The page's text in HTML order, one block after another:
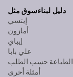
دليل لبناءسوق مثل
إيتسي
أمازون
إيباي
علي بابا
الطباعة حسب الطلب
أمثلة أخرى